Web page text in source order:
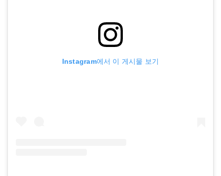
Instagram에서 이 게시물 보기